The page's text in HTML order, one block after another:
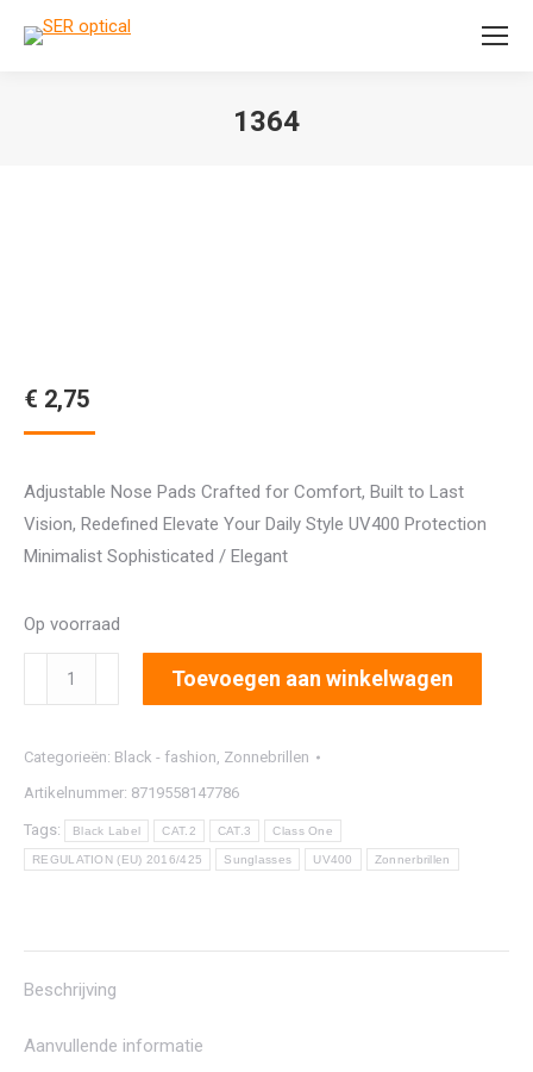
Search:
1364
€ 2,75
Adjustable Nose Pads Crafted for Comfort, Built to Last
Vision, Redefined Elevate Your Daily Style UV400 Protection
Minimalist Sophisticated / Elegant
Op voorraad
aantal
Toevoegen aan winkelwagen
Categorieën: Black - fashion, Zonnebrillen
Artikelnummer: 8719558147786
Tags: Black Label CAT.2 CAT.3 Class One
REGULATION (EU) 2016/425 Sunglasses UV400 Zonnerbrillen
Beschrijving
Aanvullende informatie